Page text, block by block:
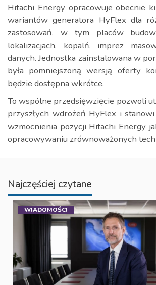
Hitachi Energy opracowuje obecnie
wariantów generatora HyFlex dla
zastosowań, w tym placów
lokalizacjach, kopalń, imprez
danych. Jednostka zainstalowana w
była pomniejszoną wersją oferty
będzie dostępna wkrótce.
To wspólne przedsięwzięcie pozwoli
przyszłych wdrożeń HyFlex i
wzmocnienia pozycji Hitachi Energy
opracowywaniu zrównoważonych
Najczęściej czytane
WIADOMOŚCI